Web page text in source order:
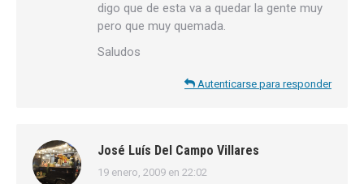
digo que de esta va a quedar la gente muy
pero que muy quemada.
Saludos
Autenticarse para responder
José Luís Del Campo Villares
dice:
19 enero, 2009 en 22:02